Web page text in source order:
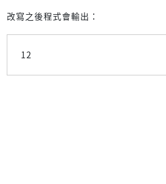
改寫之後程式會輸出：
12